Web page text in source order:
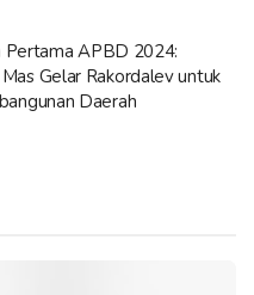
Pertama APBD 2024:
Gelar Rakordalev untuk
Daerah